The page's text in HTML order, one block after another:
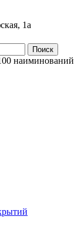
1а
Поиск
наиминований